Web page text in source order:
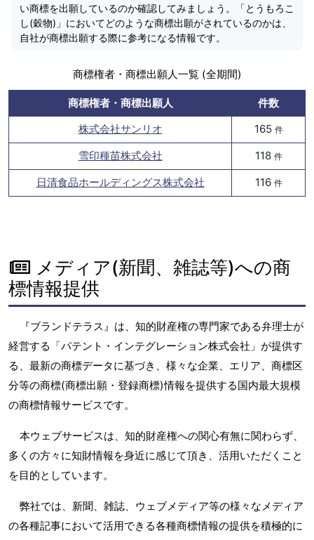
い商標を出願しているのか確認してみましょう。「とうもろこ
し(穀物)」においてどのような商標出願がされているのかは、
自社が商標出願する際に参考になる情報です。
商標権者・商標出願人一覧 (全期間)
商標権者・商標出願人
件数
株式会社サンリオ
165 件
雪印種苗株式会社 118 件
日清食品ホールディングス株式会社 116 件
メディア(新聞、雑誌等)への商
標情報提供
『ブランドテラス』は、知的財産権の専門家である弁理士が
経営する「パテント・インテグレーション株式会社」が提供す
る、最新の商標データに基づき、様々な企業、エリア、商標区
分等の商標(商標出願・登録商標)情報を提供する国内最大規模
の商標情報サービスです。
本ウェブサービスは、知的財産権への関心有無に関わらず、
多くの方々に知財情報を身近に感じて頂き、活用いただくこと
を目的としています。
弊社では、新聞、雑誌、ウェブメディア等の様々なメディア
の各種記事において活用できる各種商標情報の提供を積極的に